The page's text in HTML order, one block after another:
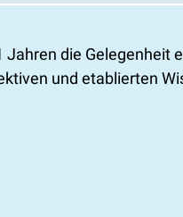
die Gelegenheit
und etablierten